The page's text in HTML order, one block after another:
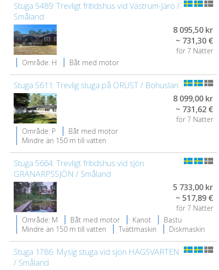
Stuga 5489: Trevligt fritidshus vid Västrum-Järö /
Småland
8 095,50 kr
~ 731,30 €
för 7 Nätter
Område: H
Båt med motor
Stuga 5611: Trevlig stuga på ORUST / Bohuslän
8 099,00 kr
~ 731,62 €
för 7 Nätter
Område: P
Båt med motor
Mindre än 150 m till vatten
Stuga 5664: Trevligt fritidshus vid sjön
GRANARPSSJÖN / Småland
5 733,00 kr
~ 517,89 €
för 7 Nätter
Område: M
Båt med motor Kanot
Bastu
Mindre än 150 m till vatten
Tvättmaskin Diskmaskin
Stuga 1786: Mysig stuga vid sjön HAGSVARTEN
/ Småland